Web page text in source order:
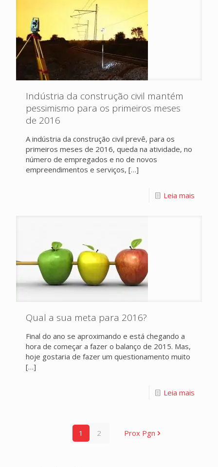
Indústria da construção civil mantém
pessimismo para os primeiros meses
de 2016
A indústria da construção civil prevê, para os
primeiros meses de 2016, queda na atividade, no
número de empregados e no de novos
empreendimentos e serviços, […]
Leia mais
Qual a sua meta para 2016?
Final do ano se aproximando e está chegando a
hora de começar a fazer o balanço de 2015. Mas,
hoje gostaria de fazer um questionamento muito
[…]
Leia mais
1 2 Prox Pgn